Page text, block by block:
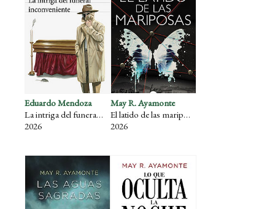
Eduardo Mendoza
La intriga del funeral inconveniente
2026
May R. Ayamonte
El latido de las mariposas
2026